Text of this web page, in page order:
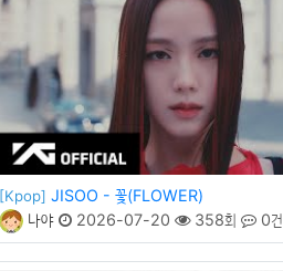
[Kpop] JISOO - 꽃(FLOWER)
나야
2026-07-20 358회 0건